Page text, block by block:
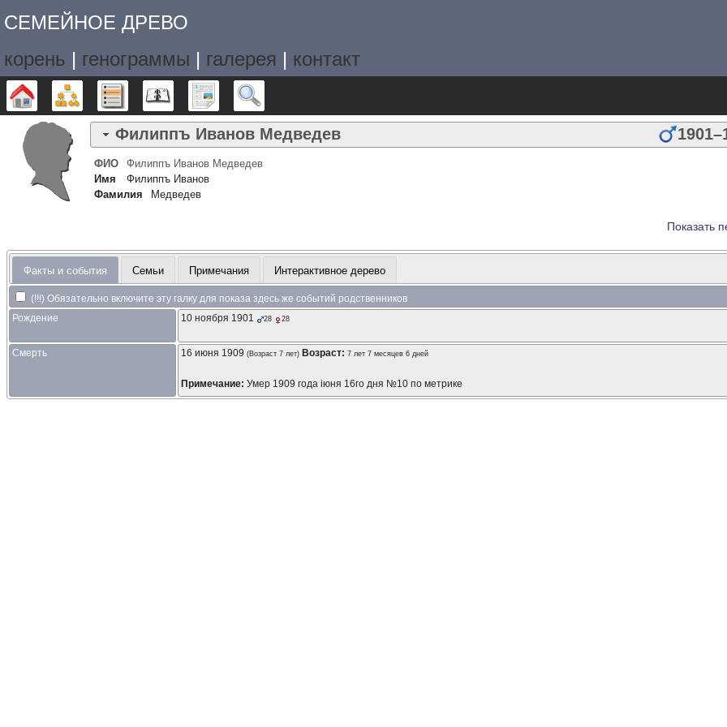
СЕМЕЙНОЕ ДРЕВО
корень | генограммы | галерея | контакт
Дерево Графики Списки Календарь Отчёты
Филиппъ Иванов Медведев 1901–
ФИО Филиппъ Иванов Медведев
Имя
Филиппъ Иванов
Фамилия
Медведев
Показать
Факты и события Семьи Примечания Интерактивное дерево
(!!!) Обязательно включите эту галку для показа здесь же событий родственников
Рождение
10 ноября 1901 28 28
Смерть 16 июня 1909 (Возраст 7 лет) Возраст: 7 лет 7 месяцев 6 дней
Примечание: Умер 1909 года iюня 16го дня №10 по метрике